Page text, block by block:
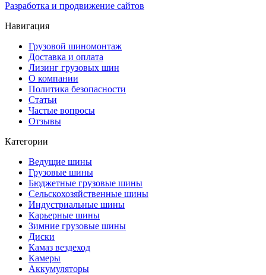
Разработка и продвижение сайтов
Навигация
Грузовой шиномонтаж
Доставка и оплата
Лизинг грузовых шин
О компании
Политика безопасности
Статьи
Частые вопросы
Отзывы
Категории
Ведущие шины
Грузовые шины
Бюджетные грузовые шины
Сельскохозяйственные шины
Индустриальные шины
Карьерные шины
Зимние грузовые шины
Диски
Камаз вездеход
Камеры
Аккумуляторы